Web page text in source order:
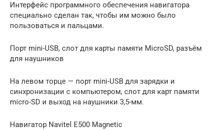
Интерфейс программного обеспечения навигатора
специально сделан так, чтобы им можно было
пользоваться и пальцами.
Порт mini-USB, слот для карты памяти MicroSD, разъём
для наушников
На левом торце — порт mini-USB для зарядки и
синхронизации с компьютером, слот для карт памяти
micro-SD и выход на наушники 3,5-мм.
Навигатор Navitel E500 Magnetic